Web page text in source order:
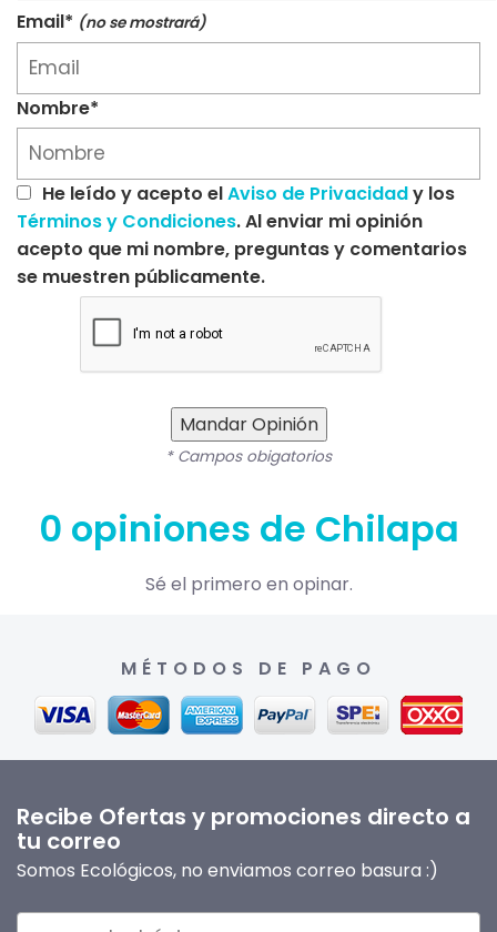
Email* (no se mostrará)
Nombre*
He leído y acepto elAviso de Privacidady los
Términos y Condiciones. Al enviar mi opinión
acepto que mi nombre, preguntas y comentarios
se muestren públicamente.
Mandar Opinión
* Campos obigatorios
0 opiniones de Chilapa
Sé el primero en opinar.
MÉTODOS DE PAGO
Recibe Ofertas y promociones directo a
tu correo
Somos Ecológicos, no enviamos correo basura :)